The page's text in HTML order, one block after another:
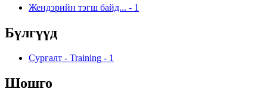
Жендэрийн тэгш байд... - 1
Бүлгүүд
Сургалт - Training - 1
Шошго